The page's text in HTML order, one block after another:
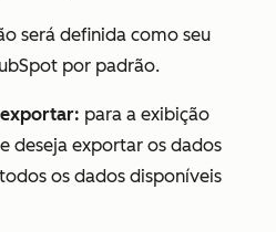
será definida como seu
por padrão.
exportar: para a exibição
deseja exportar os dados
os dados disponíveis